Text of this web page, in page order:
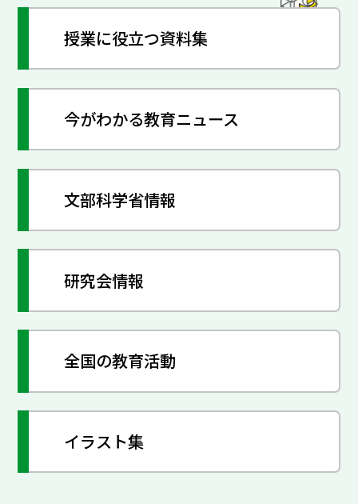
授業に役立つ資料集
今がわかる教育ニュース
文部科学省情報
研究会情報
全国の教育活動
イラスト集